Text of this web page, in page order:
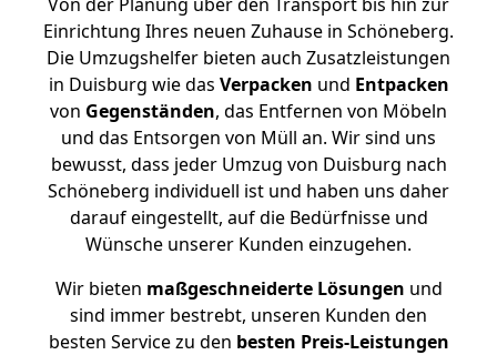
Einrichtung Ihres neuen Zuhause in Schöneberg.
Die Umzugshelfer bieten auch Zusatzleistungen
in Duisburg wie das Verpacken und Entpacken
von Gegenständen, das Entfernen von Möbeln
und das Entsorgen von Müll an. Wir sind uns
bewusst, dass jeder Umzug von Duisburg nach
Schöneberg individuell ist und haben uns daher
darauf eingestellt, auf die Bedürfnisse und
Wünsche unserer Kunden einzugehen.
Wir bieten maßgeschneiderte Lösungen und
sind immer bestrebt, unseren Kunden den
besten Service zu den besten Preis-Leistungen